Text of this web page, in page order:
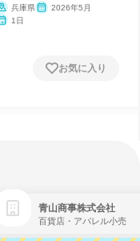
兵庫県
2026年5月
1日
お気に入り
青山商事株式会社
百貨店・アパレル小売